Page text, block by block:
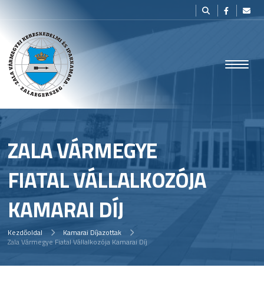
ZALA VÁRMEGYE
FIATAL VÁLLALKOZÓJA
KAMARAI DÍJ
Kezdőoldal
Kamarai Díjazottak
Zala Vármegye Fiatal Vállalkozója Kamarai Díj